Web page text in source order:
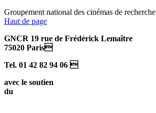
Groupement national des cinémas de recherche
Haut de page
GNCR 19 rue de Frédérick Lemaître
75020 Paris
Tel. 01 42 82 94 06 
avec le soutien
du